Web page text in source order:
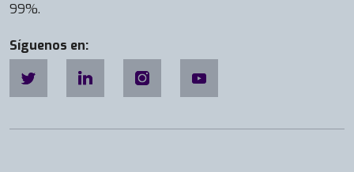
99%.
Síguenos en: